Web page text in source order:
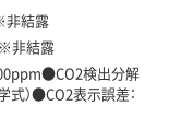
非結露
※非結露
検出分解
式）●CO2表示誤差：